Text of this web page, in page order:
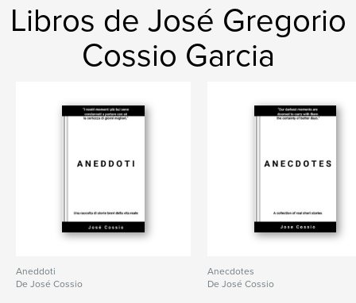
Libros de José Gregorio
Cossio Garcia
Aneddoti
De José Cossio
Anecdotes
De José Cossio